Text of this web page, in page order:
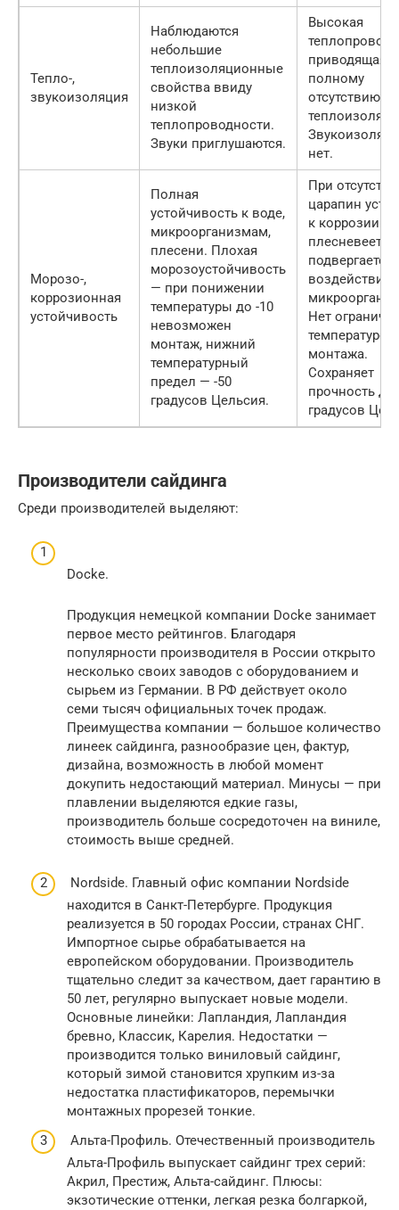
Тепло-,
звукоизоляция
Наблюдаются
небольшие
теплоизоляционные
свойства ввиду
низкой
теплопроводности.
Звуки приглушаются.
Высокая
приводящая к
полному
отсутствию
нет.
Морозо-,
коррозионная
устойчивость
Полная
устойчивость к воде,
микроорганизмам,
плесени. Плохая
морозоустойчивость
— при понижении
температуры до -10
невозможен
монтаж, нижний
температурный
предел — -50
градусов Цельсия.
При
царапин
к коррозии.
плесневеет,
подвергается
воздействию
Нет
температуре
монтажа.
Сохраняет
прочность до
градусов
Производители сайдинга
Среди производителей выделяют:
Docke.
Продукция немецкой компании Docke занимает
первое место рейтингов. Благодаря
популярности производителя в России открыто
несколько своих заводов с оборудованием и
сырьем из Германии. В РФ действует около
семи тысяч официальных точек продаж.
Преимущества компании — большое количество
линеек сайдинга, разнообразие цен, фактур,
дизайна, возможность в любой момент
докупить недостающий материал. Минусы — при
плавлении выделяются едкие газы,
производитель больше сосредоточен на виниле,
стоимость выше средней.
Nordside. Главный офис компании Nordside
находится в Санкт-Петербурге. Продукция
реализуется в 50 городах России, странах СНГ.
Импортное сырье обрабатывается на
европейском оборудовании. Производитель
тщательно следит за качеством, дает гарантию в
50 лет, регулярно выпускает новые модели.
Основные линейки: Лапландия, Лапландия
бревно, Классик, Карелия. Недостатки —
производится только виниловый сайдинг,
который зимой становится хрупким из-за
недостатка пластификаторов, перемычки
монтажных прорезей тонкие.
Альта-Профиль. Отечественный производитель
Альта-Профиль выпускает сайдинг трех серий:
Акрил, Престиж, Альта-сайдинг. Плюсы:
экзотические оттенки, легкая резка болгаркой,